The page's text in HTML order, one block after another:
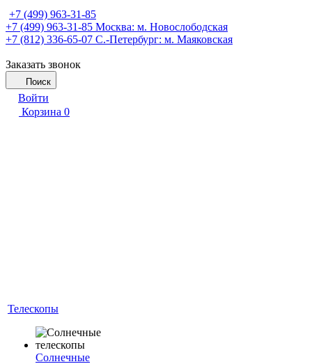
+7 (499) 963-31-85
+7 (499) 963-31-85 Москва: м. Новослободская
+7 (812) 336-65-07 С.-Петербург: м. Маяковская
Заказать звонок
Поиск
Войти
Корзина 0
Телескопы
Солнечные